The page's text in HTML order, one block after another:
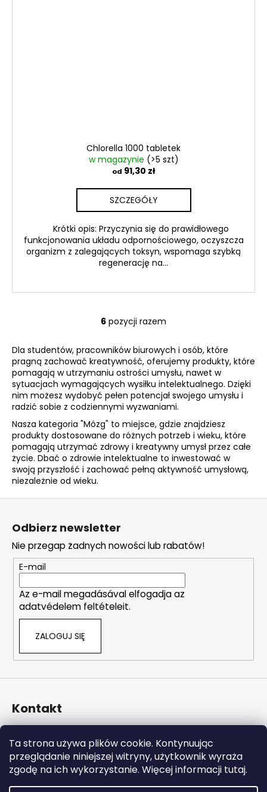
Ta strona używa plików cookie. Kontynuując
przeglądanie niniejszej witryny, użytkownik wyraża
zgodę na ich wykorzystanie. Więcej informacji tutaj.
Chlorella 1000 tabletek
w magazynie (>5 szt)
od 91,30 zł
SZCZEGÓŁY
Krótki opis: Przyczynia się do prawidłowego
funkcjonowania układu odpornościowego, oczyszcza
organizm z zalegających toksyn, wspomaga szybką
regenerację na...
K
n
t
r
o
l
k
i
l
i
s
y
6 pozycji razem
Dla studentów, pracowników biurowych i osób, które
pragną zachować kreatywność, oferujemy produkty, które
pomagają w utrzymaniu ostrości umysłu, nawet w
sytuacjach wymagających wysiłku intelektualnego. Dzięki
nim możesz wydobyć pełen potencjał swojego umysłu i
radzić sobie z codziennymi wyzwaniami.
Nasza kategoria "Mózg" to miejsce, gdzie znajdziesz
produkty dostosowane do różnych potrzeb i wieku, które
pomagają utrzymać zdrowy i kreatywny umysł przez całe
życie. Dbać o zdrowie intelektualne to inwestować w
swoją przyszłość i zachować pełną aktywność umysłową,
niezależnie od wieku.
Odbierz newsletter
Nie przegap żadnych nowości lub rabatów!
E-mail
Az e-mail megadásával elfogadja az
adatvédelem feltételeit.
ZALOGUJ SIĘ
Kontakt
https://www.facebook.com/naturalzenpl